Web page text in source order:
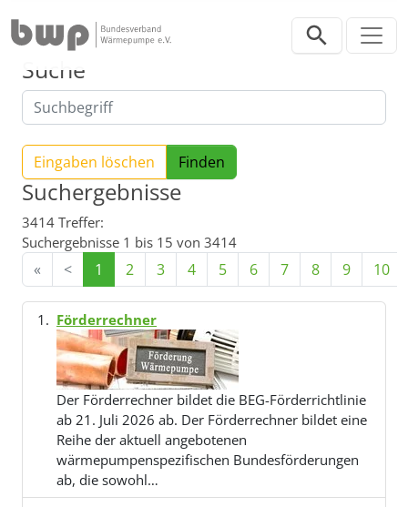
Suche
Eingaben löschen
Suchergebnisse
3414 Treffer:
Suchergebnisse 1 bis 15 von 3414
« < 1 2 3 4 5 6 7 8 9 10
Förderrechner
Der Förderrechner bildet die BEG-Förderrichtlinie
ab 21. Juli 2026 ab. Der Förderrechner bildet eine
Reihe der aktuell angebotenen
wärmepumpenspezifischen Bundesförderungen
ab, die sowohl…